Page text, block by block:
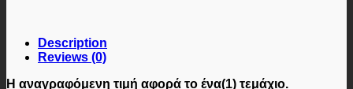
Description
Reviews (0)
Η αναγραφόμενη τιμή αφορά το ένα(1) τεμάχιο.